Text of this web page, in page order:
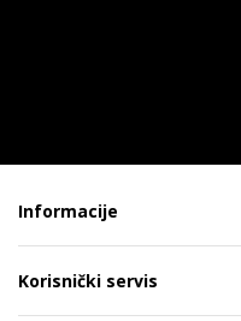
Informacije
Korisnički servis